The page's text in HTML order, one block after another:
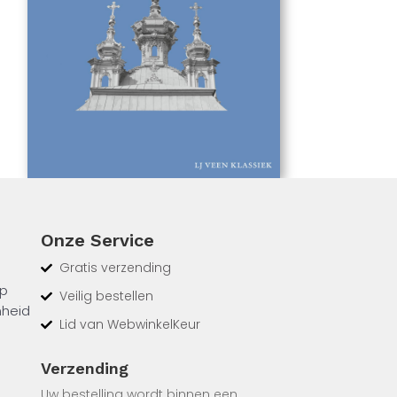
Onze Service
Gratis verzending
Veilig bestellen
Lid van WebwinkelKeur
Verzending